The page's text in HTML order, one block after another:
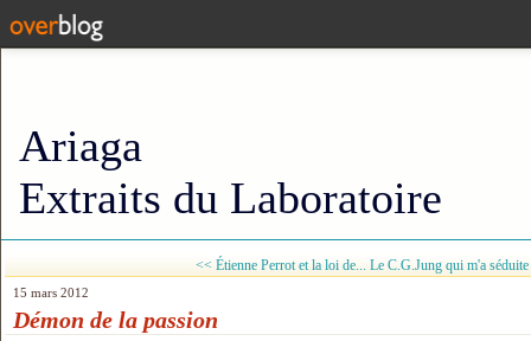
Ariaga
Extraits du Laboratoire
<< Étienne Perrot et la loi de... Le C.G.Jung qui m'a
15 mars 2012
Démon de la passion